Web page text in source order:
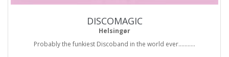
DISCOMAGIC
Helsingør
Probably the funkiest Discoband in the world ever...........